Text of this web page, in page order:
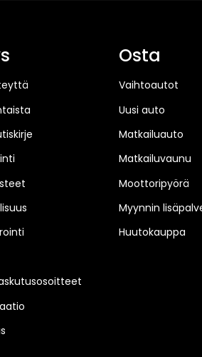
Osta
Vaihtoautot
Uusi auto
Matkailuauto
Matkailuvaunu
Moottoripyörä
Myynnin
Huutokauppa